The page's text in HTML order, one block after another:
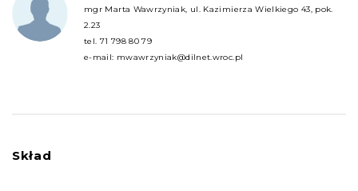
mgr Marta Wawrzyniak, ul. Kazimierza Wielkiego 43, pok.
2.23
tel. 71 798 80 79
e-mail: mwawrzyniak@dilnet.wroc.pl
Skład